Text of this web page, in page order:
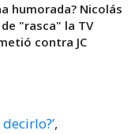
humorada? Nicolás
"rasca" la TV
contra JC
,